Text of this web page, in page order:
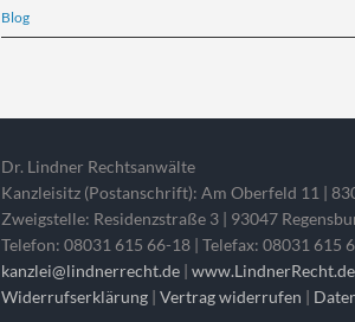
Blog
Dr. Lindner Rechtsanwälte
Kanzleisitz (Postanschrift): Am Oberfeld 11 |
Zweigstelle: Residenzstraße 3 | 93047
Telefon: 08031 615 66-18 | Telefax: 08031 615
kanzlei@lindnerrecht.de |www.LindnerRecht.de
Widerrufserklärung |Vertrag widerrufen |